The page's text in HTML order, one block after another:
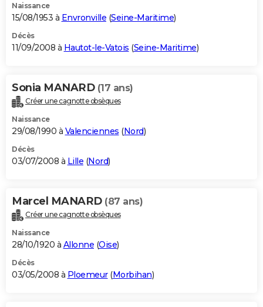
Naissance
15/08/1953 à Envronville (Seine-Maritime)
Décès
11/09/2008 à Hautot-le-Vatois (Seine-Maritime)
Sonia MANARD (17 ans)
Créer une cagnotte obsèques
Naissance
29/08/1990 à Valenciennes (Nord)
Décès
03/07/2008 à Lille (Nord)
Marcel MANARD (87 ans)
Créer une cagnotte obsèques
Naissance
28/10/1920 à Allonne (Oise)
Décès
03/05/2008 à Ploemeur(Morbihan)